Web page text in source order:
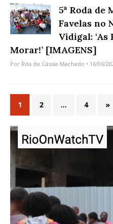
5ª Roda
Favelas no
Vidigal: ‘As
Morar!’ [IMAGENS]
Por Rita de Cássia Machado • 16/06/
1 2 … 4 »